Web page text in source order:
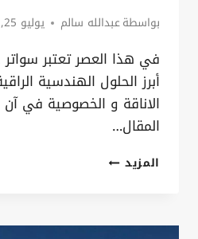
بواسطةعبدالله سالم يوليو 25, 2026
في هذا العصر تعتبر
أبرز الحلول الهندسية
الاناقة و الخصوصية في
المقال…
المزيدسواتر
ت: